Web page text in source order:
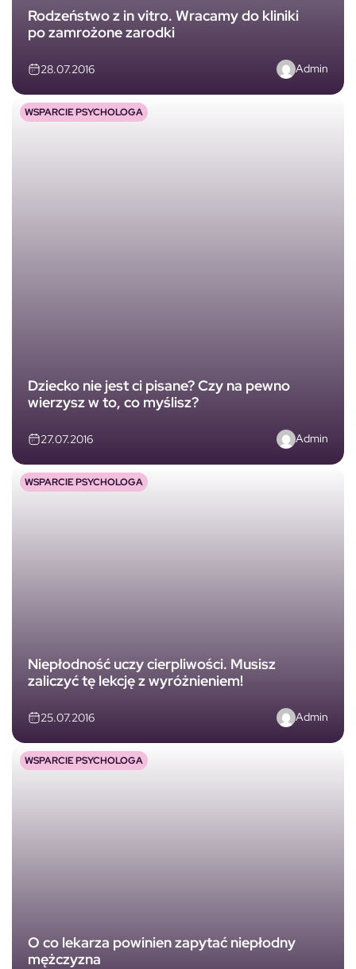
Rodzeństwo z in vitro. Wracamy do kliniki
po zamrożone zarodki
28.07.2016 Admin
Dziecko nie jest ci pisane? Czy na pewno
wierzysz w to, co myślisz?
27.07.2016 Admin
WSPARCIE PSYCHOLOGA
Niepłodność uczy cierpliwości. Musisz
zaliczyć tę lekcję z wyróżnieniem!
25.07.2016 Admin
WSPARCIE PSYCHOLOGA
O co lekarza powinien zapytać niepłodny
mężczyzna
WSPARCIE PSYCHOLOGA